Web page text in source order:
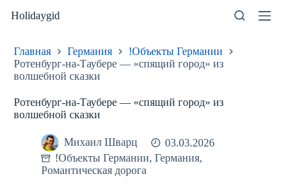
Holidaygid
Главная Германия
!Объекты Германии
Ротенбург-на-Таубере — «спящий город» из
волшебной сказки
Ротенбург-на-Таубере — «спящий город» из
волшебной сказки
Михаил Шварц
03.03.2026
!Объекты Германии, Германия,
Романтическая дорога